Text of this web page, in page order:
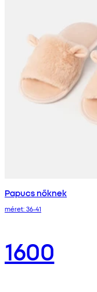
Papucs nőknek
méret: 36-41
1600